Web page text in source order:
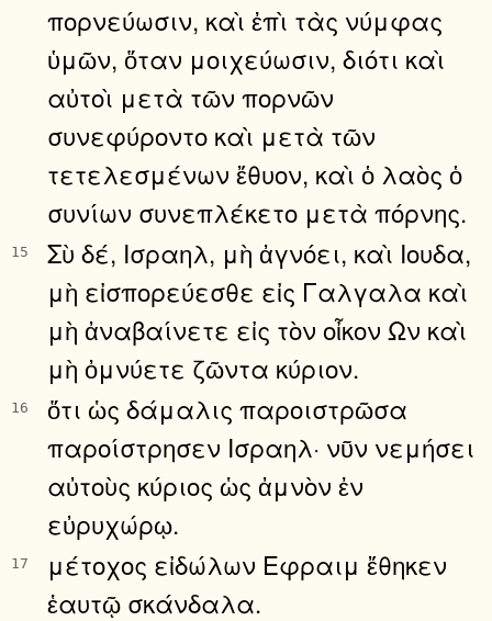
πορνεύωσιν, καὶ ἐπὶ τὰς νύμφας
ὑμῶν, ὅταν μοιχεύωσιν, διότι καὶ
αὐτοὶ μετὰ τῶν πορνῶν
συνεφύροντο καὶ μετὰ τῶν
τετελεσμένων ἔθυον, καὶ ὁ λαὸς ὁ
συνίων συνεπλέκετο μετὰ πόρνης.
15
Σὺ δέ, Ισραηλ, μὴ ἀγνόει, καὶ Ιουδα,
μὴ εἰσπορεύεσθε εἰς Γαλγαλα καὶ
μὴ ἀναβαίνετε εἰς τὸν οἶκον Ων καὶ
μὴ ὀμνύετε ζῶντα κύριον.
16
ὅτι ὡς δάμαλις παροιστρῶσα
παροίστρησεν Ισραηλ· νῦν νεμήσει
αὐτοὺς κύριος ὡς ἀμνὸν ἐν
εὐρυχώρῳ.
17
μέτοχος εἰδώλων Εφραιμ ἔθηκεν
ἑαυτῷ σκάνδαλα.